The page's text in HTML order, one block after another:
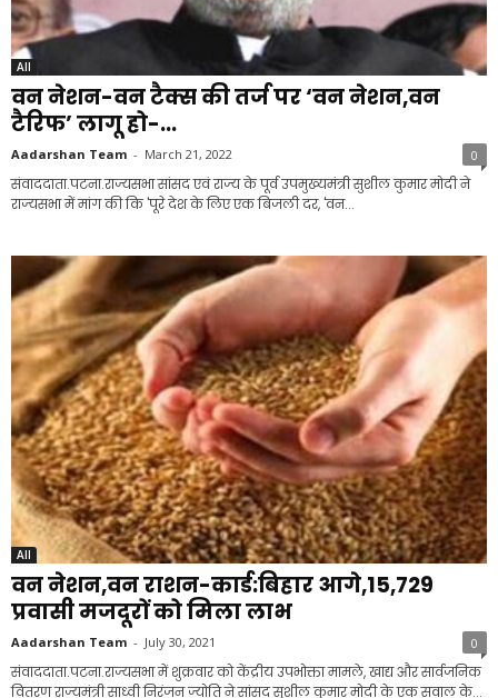
All
वन नेशन-वन टैक्स की तर्ज पर ‘वन नेशन,वन
टैरिफ’ लागू हो-...
Aadarshan Team - March 21, 2022 0
संवाददाता.पटना.राज्यसभा सांसद एवं राज्य के पूर्व उपमुख्यमंत्री सुशील कुमार मोदी ने
राज्यसभा में मांग की कि 'पूरे देश के लिए एक बिजली दर, 'वन...
All
वन नेशन,वन राशन-कार्ड:बिहार आगे,15,729
प्रवासी मजदूरों को मिला लाभ
Aadarshan Team - July 30, 2021 0
संवाददाता.पटना.राज्यसभा में शुक्रवार को केंद्रीय उपभोक्ता मामले, खाद्य और सार्वजनिक
वितरण राज्यमंत्री साध्वी निरंजन ज्योति ने सांसद सुशील कुमार मोदी के एक सवाल के...